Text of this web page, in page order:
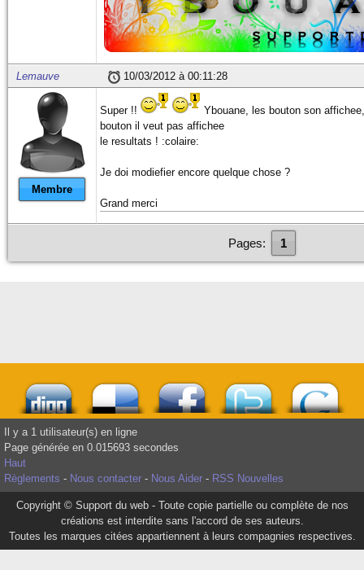
Lemauve 10/03/2012 à 00:11:28
Membre
Super !!
Ybouane, les bouton son
bouton il veut pas affichee
le resultats ! :colaire:
Je doi modiefier encore quelque chose ?
Grand merci
Pages: 1
Il y a 1 utilisateur(s) en ligne
Page générée en 0.015693 secondes
Haut
Règlements - Nous contacter - Nous Aider - RSS Nouvelles
Copyright © Support du web - Toute copie partielle ou complète de nos
créations est interdite sans l'accord de ses auteurs.
Toutes les marques citées appartiennent à leurs compagnies respectives.